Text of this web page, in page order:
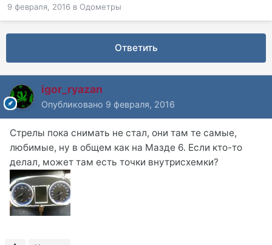
9 февраля, 2016 в Одометры
Ответить
igor_ryazan
Опубликовано 9 февраля, 2016
Стрелы пока снимать не стал, они там те самые,
любимые, ну в общем как на Мазде 6. Если кто-то
делал, может там есть точки внутрисхемки?